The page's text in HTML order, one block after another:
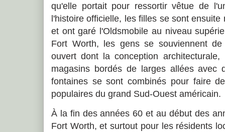
qu'elle portait pour ressortir vêtue de
l'histoire officielle, les filles se sont
et ont garé l'Oldsmobile au niveau
Fort Worth, les gens se souviennent
ouvert dont la conception architecturale,
magasins bordés de larges allées avec
fontaines se sont combinés pour faire
populaires du grand Sud-Ouest américain.
À la fin des années 60 et au début des
Fort Worth, et surtout pour les résidents